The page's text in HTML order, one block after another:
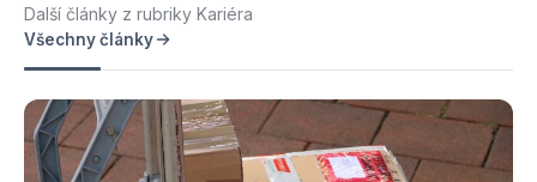
Další články z rubriky Kariéra
Všechny články